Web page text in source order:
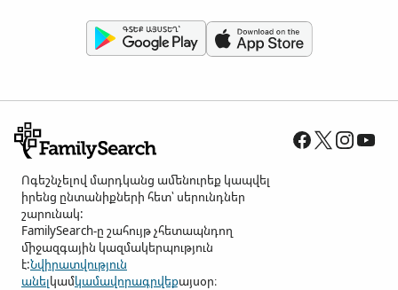
Ոգեշնչելով մարդկանց ամենուրեք կապվել
իրենց ընտանիքների հետ՝ սերունդներ
շարունակ:
FamilySearch-ը շահույթ չհետապնդող
միջազգային կազմակերպություն
է:Նվիրատվություն
անելկամկամավորագրվեքայսօր։